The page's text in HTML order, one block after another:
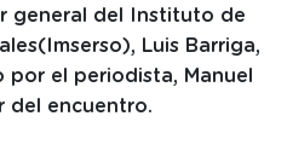
general del Instituto de
Luis Barriga,
el periodista, Manuel
del encuentro.